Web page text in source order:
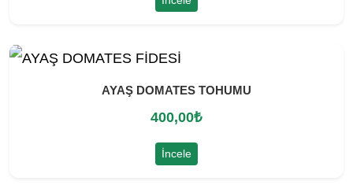
AYAŞ DOMATES TOHUMU
400,00₺
İncele